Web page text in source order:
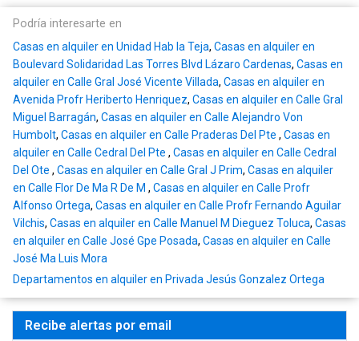
Podría interesarte en
Casas en alquiler en Unidad Hab la Teja, Casas en alquiler en
Boulevard Solidaridad Las Torres Blvd Lázaro Cardenas, Casas en
alquiler en Calle Gral José Vicente Villada, Casas en alquiler en
Avenida Profr Heriberto Henriquez, Casas en alquiler en Calle Gral
Miguel Barragán, Casas en alquiler en Calle Alejandro Von
Humbolt, Casas en alquiler en Calle Praderas Del Pte , Casas en
alquiler en Calle Cedral Del Pte , Casas en alquiler en Calle Cedral
Del Ote , Casas en alquiler en Calle Gral J Prim, Casas en alquiler
en Calle Flor De Ma R De M , Casas en alquiler en Calle Profr
Alfonso Ortega, Casas en alquiler en Calle Profr Fernando Aguilar
Vilchis, Casas en alquiler en Calle Manuel M Dieguez Toluca, Casas
en alquiler en Calle José Gpe Posada, Casas en alquiler en Calle
José Ma Luis Mora
Departamentos en alquiler en Privada Jesús Gonzalez Ortega
Recibe alertas por email